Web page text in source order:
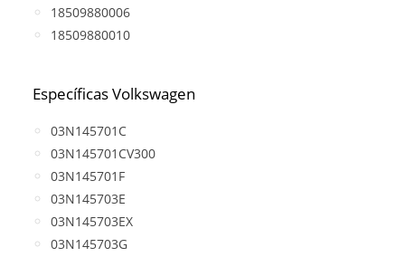
18509880006
18509880010
Específicas Volkswagen
03N145701C
03N145701CV300
03N145701F
03N145703E
03N145703EX
03N145703G